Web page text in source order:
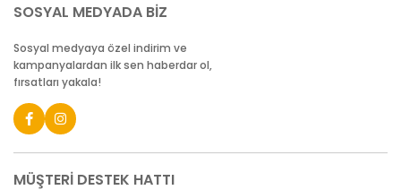
SOSYAL MEDYADA BİZ
Sosyal medyaya özel indirim ve
kampanyalardan ilk sen haberdar ol,
fırsatları yakala!
MÜŞTERİ DESTEK HATTI